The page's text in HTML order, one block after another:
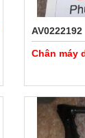
AV0222192
Chân máy